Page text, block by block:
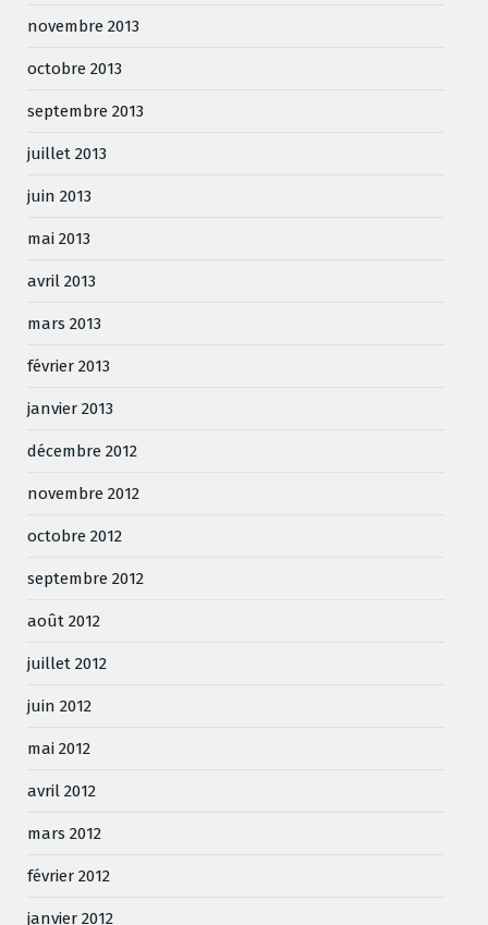
novembre 2013
octobre 2013
septembre 2013
juillet 2013
juin 2013
mai 2013
avril 2013
mars 2013
février 2013
janvier 2013
décembre 2012
novembre 2012
octobre 2012
septembre 2012
août 2012
juillet 2012
juin 2012
mai 2012
avril 2012
mars 2012
février 2012
janvier 2012